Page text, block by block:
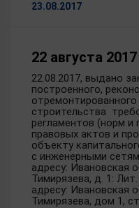
23.08.2017
22 августа
22.08.2017, выдано
построенного,
строительства
регламентов (норм и
правовых актов и
объекту
с инженерными
адресу: Ивановская
Тимирязева, д. 1:
адресу: Ивановская
Тимирязева, дом 1,